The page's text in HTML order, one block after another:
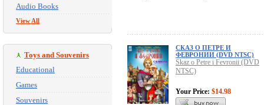
Audio Books
View All
Toys and Souvenirs
Educational
Games
Souvenirs
СКАЗ О ПЕТРЕ И
ФЕВРОНИИ (DVD NTSC)
Skaz o Petre i Fevronii (DVD
NTSC)
Your Price: $14.98